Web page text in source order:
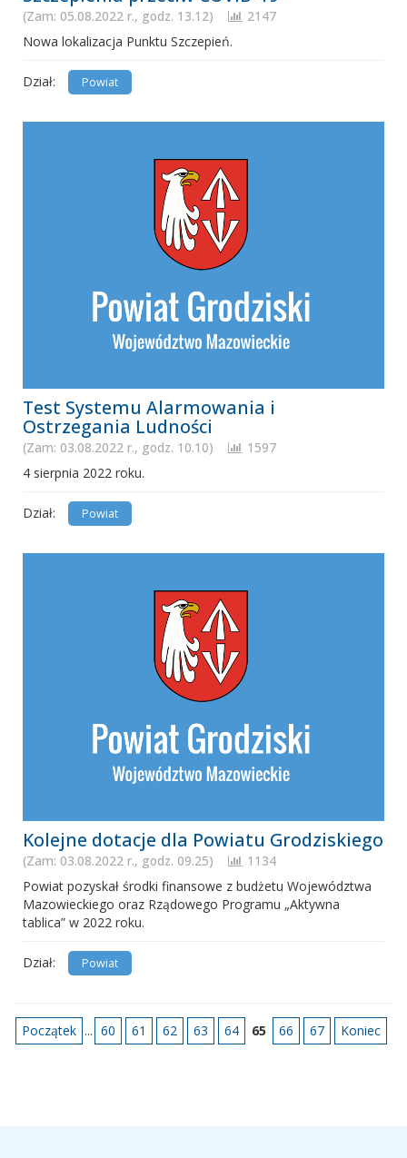
(Zam: 05.08.2022 r., godz. 13.12)
2147
Nowa lokalizacja Punktu Szczepień.
Dział: Powiat
Test Systemu Alarmowania i
Ostrzegania Ludności
(Zam: 03.08.2022 r., godz. 10.10)
1597
4 sierpnia 2022 roku.
Dział: Powiat
Kolejne dotacje dla Powiatu Grodziskiego
(Zam: 03.08.2022 r., godz. 09.25)
1134
Powiat pozyskał środki finansowe z budżetu Województwa
Mazowieckiego oraz Rządowego Programu „Aktywna
tablica” w 2022 roku.
Dział: Powiat
Początek ... 60 61 62 63 64 65 66 67 Koniec